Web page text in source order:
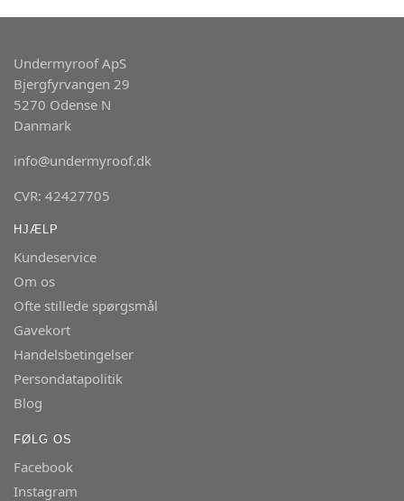
Undermyroof ApS
Bjergfyrvangen 29
5270 Odense N
Danmark
info@undermyroof.dk
CVR: 42427705
HJÆLP
Kundeservice
Om os
Ofte stillede spørgsmål
Gavekort
Handelsbetingelser
Persondatapolitik
Blog
FØLG OS
Facebook
Instagram